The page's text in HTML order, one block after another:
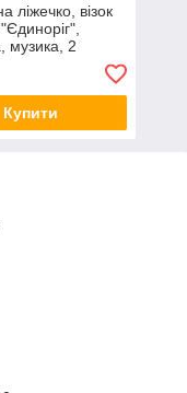
ліжечко, візок
музика, 2
Купити